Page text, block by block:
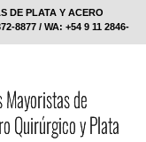
DE PLATA Y ACERO
8877 / WA: +54 9 11 2846-